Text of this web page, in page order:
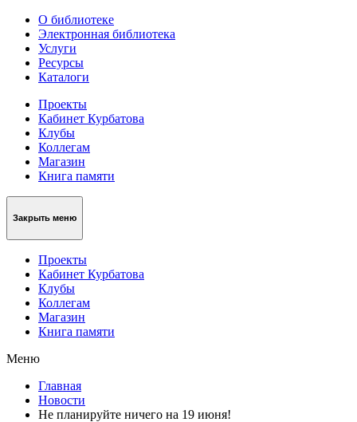
О библиотеке
Электронная библиотека
Услуги
Ресурсы
Каталоги
Проекты
Кабинет Курбатова
Клубы
Коллегам
Магазин
Книга памяти
Закрыть меню
Проекты
Кабинет Курбатова
Клубы
Коллегам
Магазин
Книга памяти
Меню
Главная
Новости
Нe планируйтe ничего на 19 июня!